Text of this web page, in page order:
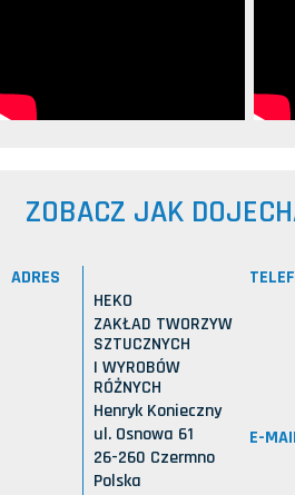
ZOBACZ JAK
ADRES
HEKO
ZAKŁAD TWORZYW
SZTUCZNYCH
I WYROBÓW
RÓŻNYCH
Henryk Konieczny
ul. Osnowa 61
26-260 Czermno
Polska
E-